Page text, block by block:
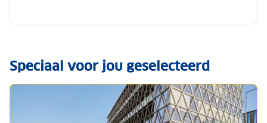
Speciaal voor jou geselecteerd